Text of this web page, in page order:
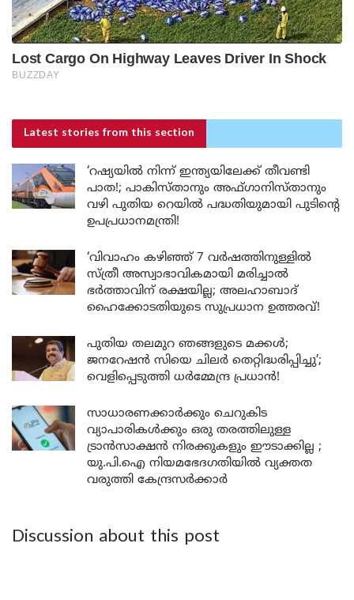
Latest stories from this section
‘റഷ്യയിൽ നിന്ന് ഇന്ത്യയിലേക്ക് തീവണ്ടി
പാത!; പാകിസ്താനും അഫ്ഗാനിസ്താനും
വഴി പുതിയ റെയിൽ പദ്ധതിയുമായി പുടിന്റെ
ഉപപ്രധാനമന്ത്രി!
‘വിവാഹം കഴിഞ്ഞ് 7 വർഷത്തിനുള്ളിൽ
സ്ത്രീ അസ്വാഭാവികമായി മരിച്ചാൽ
ഭർത്താവിന് രക്ഷയില്ല; അലഹാബാദ്
ഹൈക്കോടതിയുടെ സുപ്രധാന ഉത്തരവ്!
പുതിയ തലമുറ ഞങ്ങളുടെ മക്കൾ;
ജനറേഷൻ സിയെ ചിലർ തെറ്റിദ്ധരിപ്പിച്ചു’;
വെളിപ്പെടുത്തി ധർമ്മേന്ദ്ര പ്രധാൻ!
സാധാരണക്കാർക്കും ചെറുകിട
വ്യാപാരികൾക്കും ഒരു തരത്തിലുള്ള
ട്രാൻസാക്ഷൻ നിരക്കുകളും ഈടാക്കില്ല ;
യു.പി.ഐ നിയമഭേദഗതിയിൽ വ്യക്തത
വരുത്തി കേന്ദ്രസർക്കാർ
Discussion about this post